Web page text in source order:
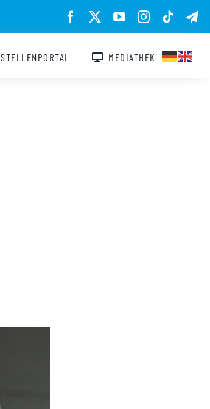
STELLENPORTAL MEDIATHEK